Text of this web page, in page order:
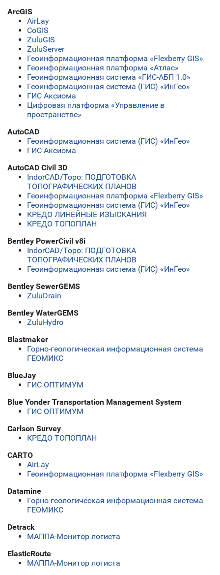
ArcGIS
AirLay
CoGIS
ZuluGIS
ZuluServer
Геоинформационная платформа «Flexberry GIS»
Геоинформационная платформа «Атлас»
Геоинформационная система «ГИС-АБП 1.0»
Геоинформационная система (ГИС) «ИнГео»
ГИС Аксиома
Цифровая платформа «Управление в
пространстве»
AutoCAD
Геоинформационная система (ГИС) «ИнГео»
ГИС Аксиома
AutoCAD Civil 3D
IndorCAD/Topo: ПОДГОТОВКА
ТОПОГРАФИЧЕСКИХ ПЛАНОВ
Геоинформационная платформа «Flexberry GIS»
Геоинформационная система (ГИС) «ИнГео»
КРЕДО ЛИНЕЙНЫЕ ИЗЫСКАНИЯ
КРЕДО ТОПОПЛАН
Bentley PowerCivil v8i
IndorCAD/Topo: ПОДГОТОВКА
ТОПОГРАФИЧЕСКИХ ПЛАНОВ
Геоинформационная система (ГИС) «ИнГео»
Bentley SewerGEMS
ZuluDrain
Bentley WaterGEMS
ZuluHydro
Blastmaker
Горно-геологическая информационная система
ГЕОМИКС
BlueJay
ГИС ОПТИМУМ
Blue Yonder Transportation Management System
ГИС ОПТИМУМ
Carlson Survey
КРЕДО ТОПОПЛАН
CARTO
AirLay
Геоинформационная платформа «Flexberry GIS»
Datamine
Горно-геологическая информационная система
ГЕОМИКС
Detrack
МАППА-Монитор логиста
ElasticRoute
МАППА-Монитор логиста